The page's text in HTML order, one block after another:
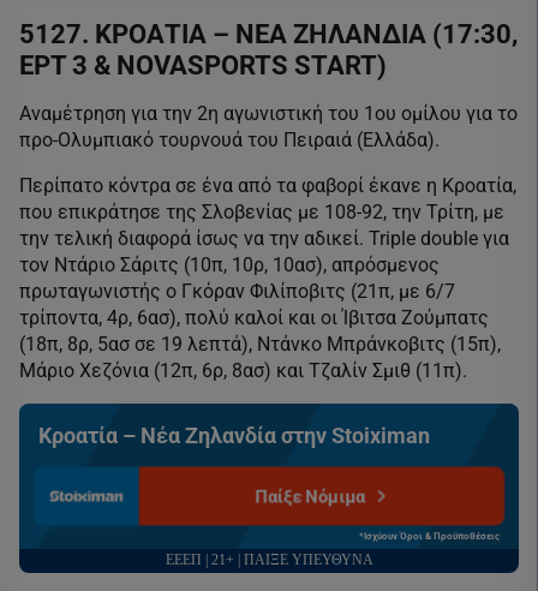
5127. ΚΡΟΑΤΙΑ – ΝΕΑ ΖΗΛΑΝΔΙΑ (17:30,
EΡT 3 & NOVASPORTS START)
Αναμέτρηση για την 2η αγωνιστική του 1ου ομίλου για το
προ-Ολυμπιακό τουρνουά του Πειραιά (Ελλάδα).
Περίπατο κόντρα σε ένα από τα φαβορί έκανε η Κροατία,
που επικράτησε της Σλοβενίας με 108-92, την Τρίτη, με
την τελική διαφορά ίσως να την αδικεί. Triple double για
τον Ντάριο Σάριτς (10π, 10ρ, 10ασ), απρόσμενος
πρωταγωνιστής ο Γκόραν Φιλίποβιτς (21π, με 6/7
τρίποντα, 4ρ, 6ασ), πολύ καλοί και οι Ίβιτσα Ζούμπατς
(18π, 8ρ, 5ασ σε 19 λεπτά), Ντάνκο Μπράνκοβιτς (15π),
Μάριο Χεζόνια (12π, 6ρ, 8ασ) και Τζαλίν Σμιθ (11π).
Κροατία – Νέα Ζηλανδία στην Stoiximan
Παίξε Νόμιμα
*Ισχύουν Όροι & Προϋποθέσεις
ΕΕΕΠ | 21+ | ΠΑΙΞΕ ΥΠΕΥΘΥΝΑ